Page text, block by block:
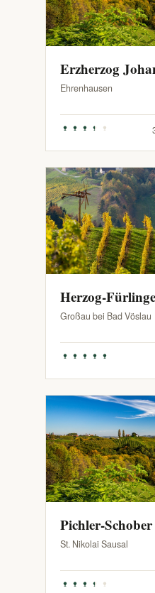
Erzherzog
Ehrenhausen
Herzog-
Großau bei Bad Vöslau
Pichler-Schober
St. Nikolai Sausal